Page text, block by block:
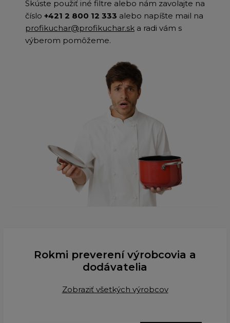
Skúste použiť iné filtre alebo nám zavolajte na
číslo +421 2 800 12 333 alebo napíšte mail na
profikuchar@profikuchar.sk a radi vám s
výberom pomôžeme.
Rokmi preverení výrobcovia a
dodávatelia
Zobraziť všetkých výrobcov